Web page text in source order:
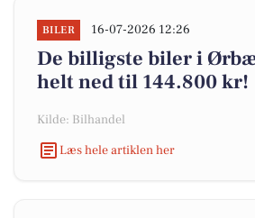
BILER 16-07-2026 12:26
De billigste biler i
helt ned til 144.800 kr!
Kilde: Bilhandel
Læs hele artiklen her